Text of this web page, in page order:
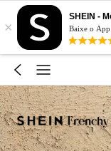
×
SHEIN -
Baixe o